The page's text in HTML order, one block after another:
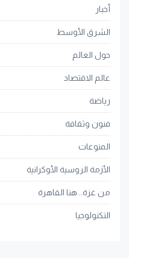
أخبار
الشرق الأوسط
حول العالم
عالم الاقتصاد
رياضة
فنون وثقافة
المنوعات
الأزمة الروسية الأوكرانية
من غزة.. هنا القاهرة
التكنولوجيا